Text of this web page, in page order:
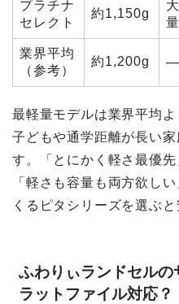
プラチナ
セレクト
約1,150g
量
業界平均
（参考）
約1,200g —
最軽量モデルは業界平均
子どもや通学距離が長い
す。「とにかく軽さ最優先
「軽さも容量も両方欲し
くるピタシリーズを選ぶと
ふわりぃランドセル
ラットファイル対応？